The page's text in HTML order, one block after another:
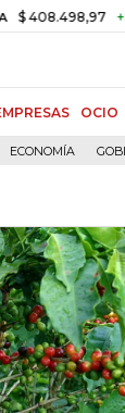
+$
OCIO
ECONOMÍA